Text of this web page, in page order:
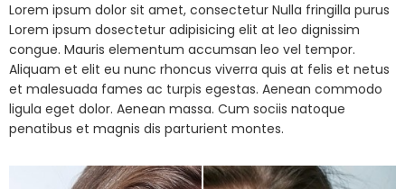
Lorem ipsum dolor sit amet, consectetur Nulla fringilla purus
Lorem ipsum dosectetur adipisicing elit at leo dignissim
congue. Mauris elementum accumsan leo vel tempor.
Aliquam et elit eu nunc rhoncus viverra quis at felis et netus
et malesuada fames ac turpis egestas. Aenean commodo
ligula eget dolor. Aenean massa. Cum sociis natoque
penatibus et magnis dis parturient montes.